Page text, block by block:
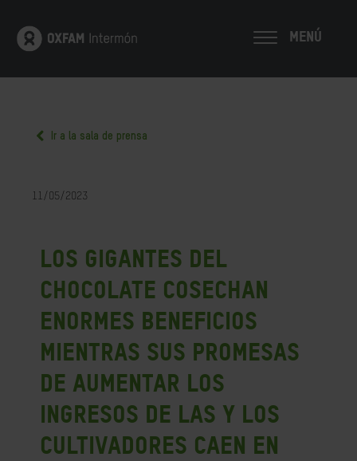
MENÚ
Ir a la sala de prensa
11/05/2023
Los gigantes del
chocolate cosechan
enormes beneficios
mientras sus promesas
de aumentar los
ingresos de las y los
cultivadores caen en